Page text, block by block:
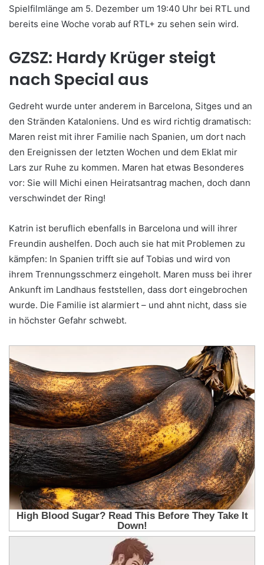
Spielfilmlänge am 5. Dezember um 19:40 Uhr bei RTL und
bereits­ eine Woche vorab auf RTL+ zu sehen sein wird.
GZSZ: Hardy Krüger steigt
nach Special aus
Gedreht wurde unter anderem in Barcelona, Sitges und an
den Stränden Kataloniens. Und es wird richtig dramatisch:
Maren reist mit ihrer Familie nach Spanien, um dort nach
den Ereignissen der letzten Wochen und dem Eklat mir
Lars zur Ruhe zu kommen. Maren hat etwas Besonderes
vor: Sie will Michi einen Heiratsantrag machen, doch dann
verschwindet der Ring!
Katrin ist beruflich ebenfalls in Barcelona und will ihrer
Freundin aushelfen. Doch auch sie hat mit Problemen zu
kämpfen: In Spanien trifft sie auf Tobias und wird von
ihrem Trennungsschmerz eingeholt. Maren muss bei ihrer
Ankunft im Landhaus feststellen, dass dort eingebrochen
wurde. Die Familie ist alarmiert – und ahnt nicht, dass sie
in höchster Gefahr schwebt.